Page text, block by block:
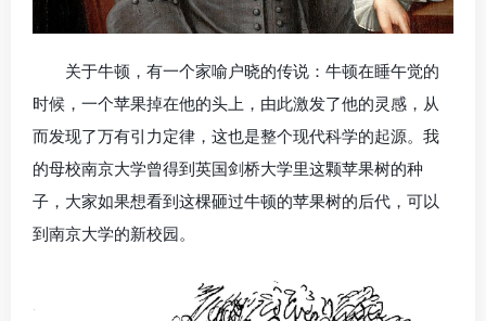
关于牛顿，有一个家喻户晓的传说：牛顿在睡午觉的
时候，一个苹果掉在他的头上，由此激发了他的灵感，从
而发现了万有引力定律，这也是整个现代科学的起源。我
的母校南京大学曾得到英国剑桥大学里这颗苹果树的种
子，大家如果想看到这棵砸过牛顿的苹果树的后代，可以
到南京大学的新校园。